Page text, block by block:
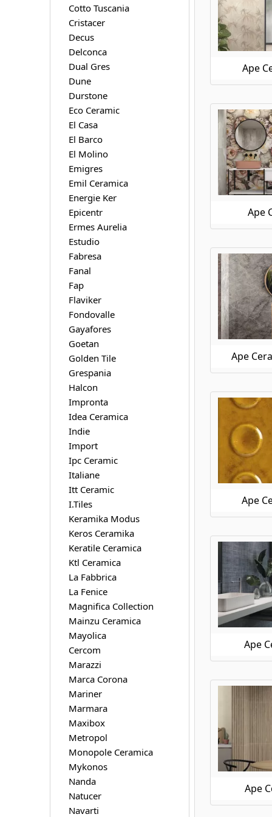
Ape
Ape
Ape
Ape
Ape
Ape
Ape Ceramica Klen
Ape Ceramica Koen
Ape Ceramica Loft
Ape Ceramica Luna Blanca
Ape Ceramica Magallanes
Ape Ceramica Mandalay
Ape Ceramica Meteoris
Ape Ceramica Metro
Ape Ceramica Moonstone
Ape Ceramica Museo
Ape Ceramica Night Lux
Ape Ceramica Onice
Ape Ceramica Oregon
Ape Ceramica Orsay
Ape Ceramica Piemonte
Ape Ceramica Silk
Ape Ceramica Silver Grey
Ape Ceramica Silver Pearl
Ape Ceramica Statuary
Ape Ceramica Stay
Ape Ceramica Taj Mahal
Ape Ceramica This Is
Ape Ceramica Tonality
Ape Ceramica Travertino
Ape Ceramica Trendy
Ape Ceramica Triana
Ape Ceramica Vita
Ape Ceramica Wabi Sabi
Ape Ceramica Work
Cotto Tuscania
Cristacer
Decus
Delconca
Dual Gres
Dune
Durstone
Eco Ceramic
El Casa
El Barco
El Molino
Emigres
Emil Ceramica
Energie Ker
Epicentr
Ermes Aurelia
Estudio
Fabresa
Fanal
Fap
Flaviker
Fondovalle
Gayafores
Goetan
Golden Tile
Grespania
Halcon
Impronta
Idea Ceramica
Indie
Import
Ipc Ceramic
Italiane
Itt Ceramic
I.Tiles
Keramika Modus
Keros Ceramika
Keratile Ceramica
Ktl Ceramica
La Fabbrica
La Fenice
Magnifica Collection
Mainzu Ceramica
Mayolica
Cercom
Marazzi
Marca Corona
Mariner
Marmara
Maxibox
Metropol
Monopole Ceramica
Mykonos
Nanda
Natucer
Navarti